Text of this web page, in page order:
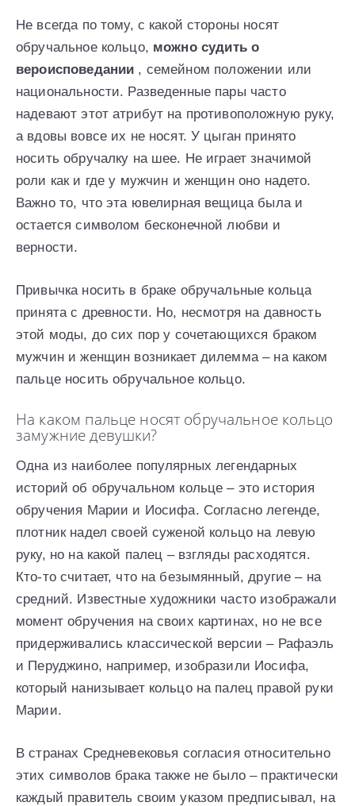
Не всегда по тому, с какой стороны носят
обручальное кольцо, можно судить о
вероисповедании , семейном положении или
национальности. Разведенные пары часто
надевают этот атрибут на противоположную руку,
а вдовы вовсе их не носят. У цыган принято
носить обручалку на шее. Не играет значимой
роли как и где у мужчин и женщин оно надето.
Важно то, что эта ювелирная вещица была и
остается символом бесконечной любви и
верности.
Привычка носить в браке обручальные кольца
принята с древности. Но, несмотря на давность
этой моды, до сих пор у сочетающихся браком
мужчин и женщин возникает дилемма – на каком
пальце носить обручальное кольцо.
На каком пальце носят обручальное кольцо
замужние девушки?
Одна из наиболее популярных легендарных
историй об обручальном кольце – это история
обручения Марии и Иосифа. Согласно легенде,
плотник надел своей суженой кольцо на левую
руку, но на какой палец – взгляды расходятся.
Кто-то считает, что на безымянный, другие – на
средний. Известные художники часто изображали
момент обручения на своих картинах, но не все
придерживались классической версии – Рафаэль
и Перуджино, например, изобразили Иосифа,
который нанизывает кольцо на палец правой руки
Марии.
В странах Средневековья согласия относительно
этих символов брака также не было – практически
каждый правитель своим указом предписывал, на